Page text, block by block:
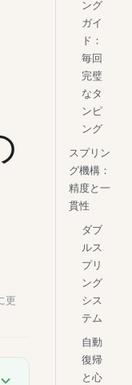
更
ング
ガイ
ド：
毎回
完璧
なタ
ンピ
ング
スプリン
グ機構：
精度と一
貫性
ダブ
ルス
プリ
ング
シス
テム
自動
復帰
と心